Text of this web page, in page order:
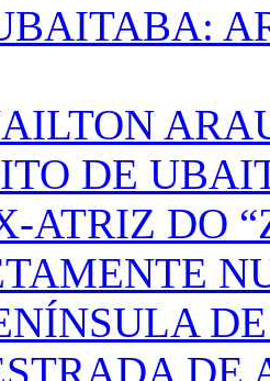
DE
ATRIZ DO
DE